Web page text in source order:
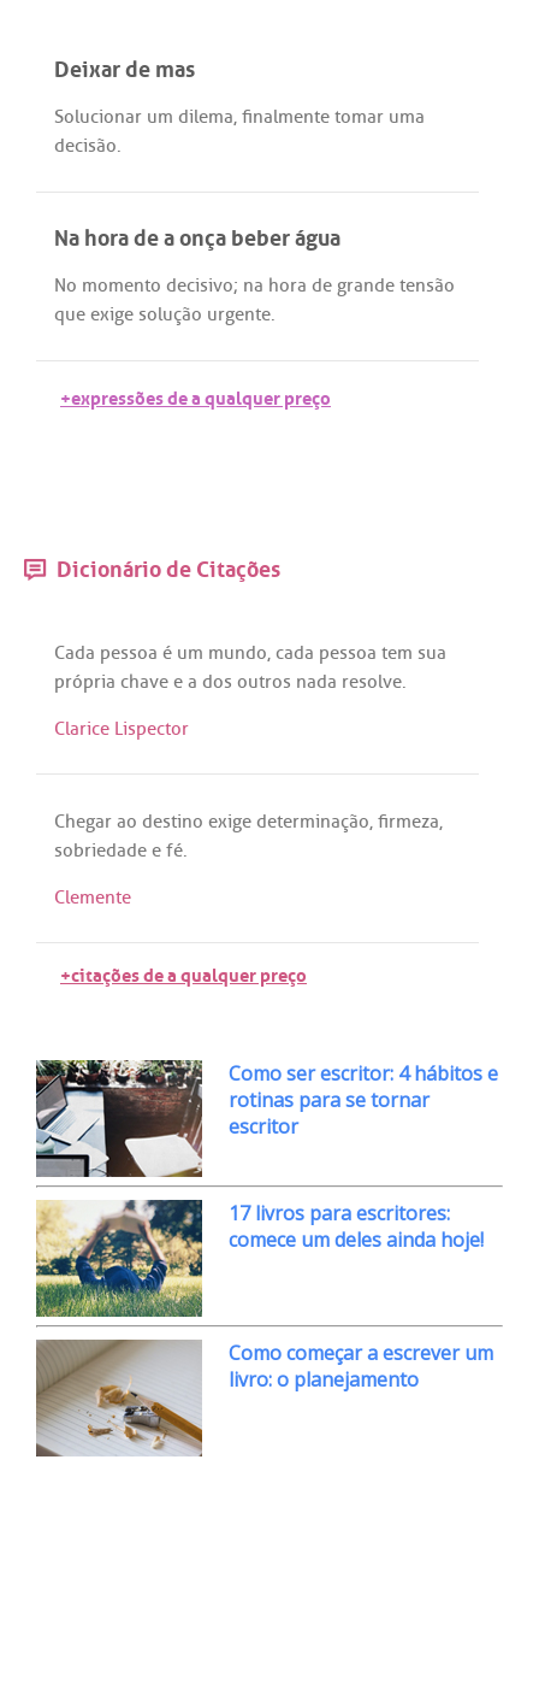
Deixar de mas
Solucionar um dilema, finalmente tomar uma
decisão.
Na hora de a onça beber água
No momento decisivo; na hora de grande tensão
que exige solução urgente.
+expressões de a qualquer preço
Dicionário de Citações
Cada pessoa é um mundo, cada pessoa tem sua
própria chave e a dos outros nada resolve.
Clarice Lispector
Chegar ao destino exige determinação, firmeza,
sobriedade e fé.
Clemente
+citações de a qualquer preço
Como ser escritor: 4 hábitos e
rotinas para se tornar
escritor
17 livros para escritores:
comece um deles ainda hoje!
Como começar a escrever um
livro: o planejamento